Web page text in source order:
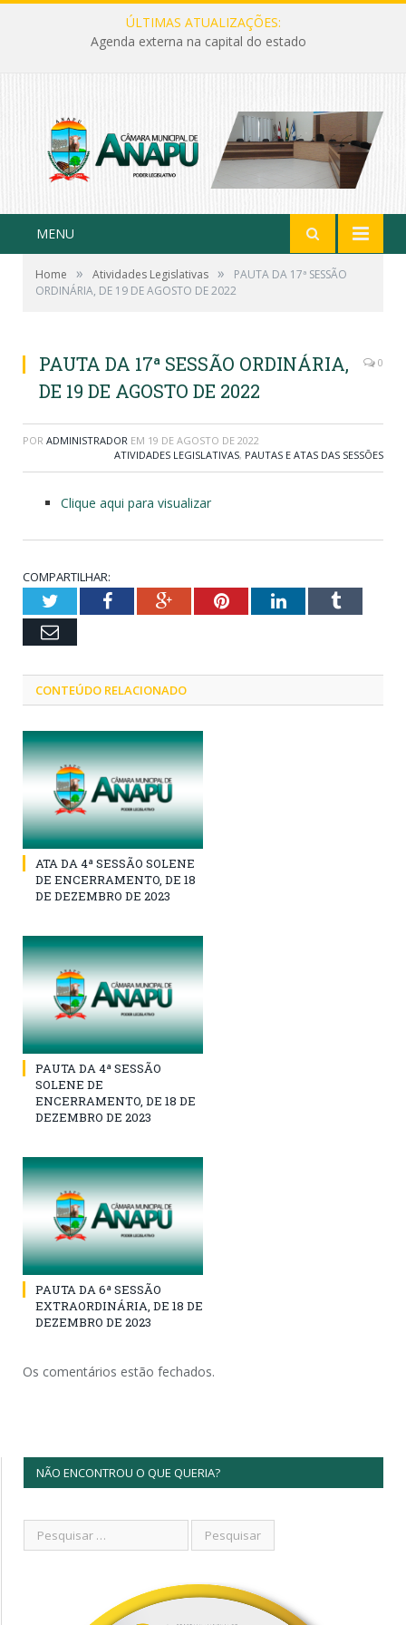
ÚLTIMAS ATUALIZAÇÕES:
Agenda externa na capital do estado
MENU
Home » Atividades Legislativas »
PAUTA DA 17ª SESSÃO
ORDINÁRIA, DE 19 DE AGOSTO DE 2022
PAUTA DA 17ª SESSÃO ORDINÁRIA,
DE 19 DE AGOSTO DE 2022
0
POR ADMINISTRADOR EM 19 DE AGOSTO DE 2022
ATIVIDADES LEGISLATIVAS, PAUTAS E ATAS DAS SESSÕES
Clique aqui para visualizar
COMPARTILHAR:
TwitterFacebookGoogle+PinterestLinkedInTumblr
Email
CONTEÚDO RELACIONADO
ATA DA 4ª SESSÃO SOLENE
DE ENCERRAMENTO, DE 18
DE DEZEMBRO DE 2023
PAUTA DA 4ª SESSÃO
SOLENE DE
ENCERRAMENTO, DE 18 DE
DEZEMBRO DE 2023
PAUTA DA 6ª SESSÃO
EXTRAORDINÁRIA, DE 18 DE
DEZEMBRO DE 2023
Os comentários estão fechados.
NÃO ENCONTROU O QUE QUERIA?